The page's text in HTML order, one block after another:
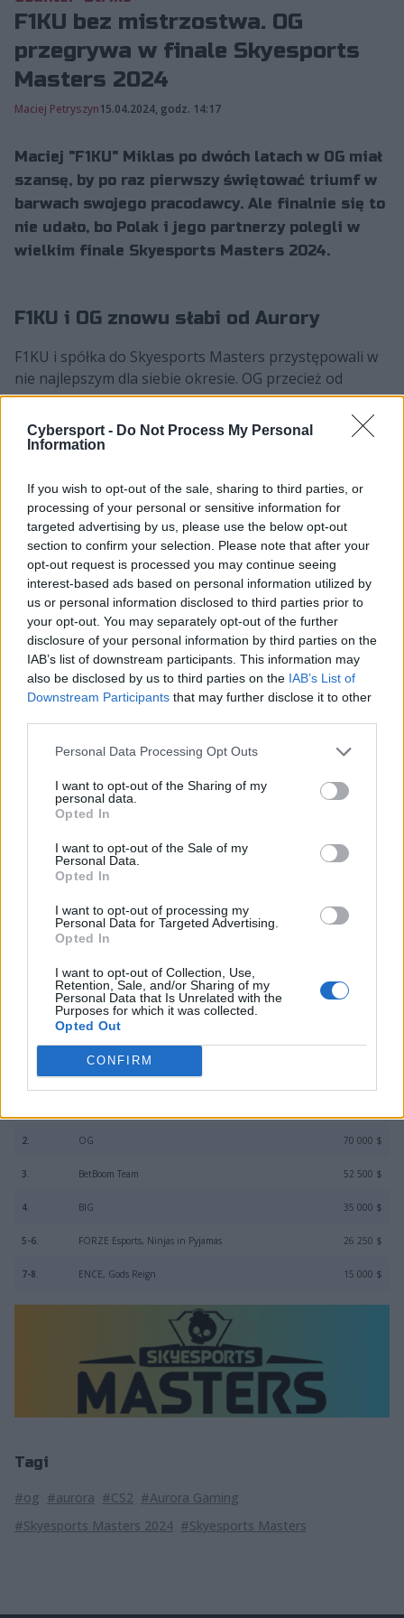
Cybersport - Do Not Process My Personal
Information
If you wish to opt-out of the sale, sharing to third parties, or
processing of your personal or sensitive information for
targeted advertising by us, please use the below opt-out
section to confirm your selection. Please note that after your
opt-out request is processed you may continue seeing
interest-based ads based on personal information utilized by
us or personal information disclosed to third parties prior to
your opt-out. You may separately opt-out of the further
disclosure of your personal information by third parties on the
IAB’s list of downstream participants. This information may
also be disclosed by us to third parties on the IAB’s List of
Downstream Participants that may further disclose it to other
Personal Data Processing Opt Outs
I want to opt-out of the Sharing of my
personal data.
Opted In
I want to opt-out of the Sale of my
Personal Data.
Opted In
I want to opt-out of processing my
Personal Data for Targeted Advertising.
Opted In
I want to opt-out of Collection, Use,
Retention, Sale, and/or Sharing of my
Personal Data that Is Unrelated with the
Purposes for which it was collected.
Opted Out
CONFIRM
F1KU bez mistrzostwa. OG
przegrywa w finale Skyesports
Masters 2024
Maciej Petryszyn15.04.2024, godz. 14:17
Maciej "F1KU" Miklas po dwóch latach w OG miał
szansę, by po raz pierwszy świętować triumf w
barwach swojego pracodawcy. Ale finalnie się to
nie udało, bo Polak i jego partnerzy polegli w
wielkim finale Skyesports Masters 2024.
F1KU i OG znowu słabi od Aurory
F1KU i spółka do Skyesports Masters przystępowali w
nie najlepszym dla siebie okresie. OG przecież od
dawna nie zachwyca, a na dodatek dopiero co straciło
swojego snajpera. Na ławce rezerwowych wylądował
Iulian "regali" Harjău, a jego miejsce awaryjnie zajął
Mirea z TSM-u. Brakowało także trenera, bo przecież
Casper "ruggah" Due jest już w Astralis. Nie było zatem
zaskoczeniem, gdy formacja Miklasa zaczęła od porażki
z Aurorą Gaming. Niemniej była to pierwsza i na długi
czas jedyna przegrana OG. W kolejnych dniach ekipa,
na którą nikt nie stawiał, odprawiła z kwitkiem wiele
mocnych marek. ENCE, Ninjas in Pyjamas, BIG,
BetBoom Team – wszystkie te drużyny zostały
wyrzucone za burtę przez skład naszego rodaka.
I w ten właśnie sposób F1KU oraz jego kompani
wątpliwości, że nie byli oni faworytami. To zresztą
właśnie zespół z Europy Wschodniej zaczął lepiej,
gładko zgarniając Anubisa wynikiem 13:6. Ale wtedy OG
niespodziewanie odpowiedziało i w rozpaczliwym
zrywie wyrwało Mirage, zwyciężając tam 13:11. Jednakże
to byłoby na tyle. Kolejne dwie mapy, Ancient i
stosunku 13:10 i 13:3. W efekcie to właśnie ta ekipa
została mistrzem Skyesports Masters 2024 i zdobyła
kolei Miklas i spółka musieli zadowolić się czekiem o
wartości "zaledwie" 70 tysięcy dolarów.
Końcowa klasyfikacja Skyesports Masters
2. OG 70 000 $
3. BetBoom Team 52 500 $
4. BIG 35 000 $
5-6. FORZE Esports, Ninjas in Pyjamas 26 250 $
7-8. ENCE, Gods Reign 15 000 $
Tagi
#og #aurora #CS2 #Aurora Gaming
#Skyesports Masters 2024 #Skyesports Masters